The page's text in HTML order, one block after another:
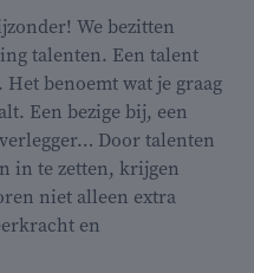
We bezitten
talenten. Een talent
benoemt wat je graag
Een bezige bij, een
Door talenten
in te zetten, krijgen
niet alleen extra
en